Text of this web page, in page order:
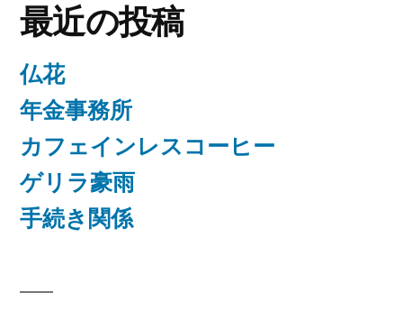
最近の投稿
仏花
年金事務所
カフェインレスコーヒー
ゲリラ豪雨
手続き関係